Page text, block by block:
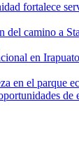
fortalece
del camino a
en
en el parque
de